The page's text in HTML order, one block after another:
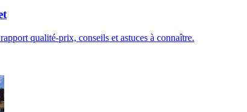
qualité-prix, conseils et astuces à connaître.